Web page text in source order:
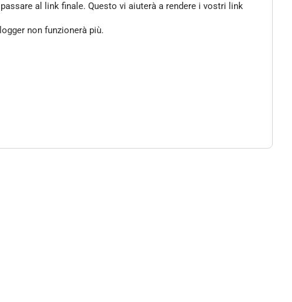
al link finale. Questo vi aiuterà a rendere i vostri link
non funzionerà più.